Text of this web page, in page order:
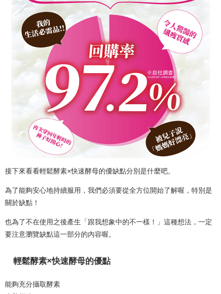
接下來看看輕鬆酵素×快速酵母的優缺點分別是什麼吧。
為了能夠安心地持續服用，我們必須要從全方位開始了解喔，特別是
關於缺點！
也為了不在使用之後產生「跟我想象中的不一樣！」這種想法，一定
要注意瀏覽缺點這一部分的內容喔。
輕鬆酵素×快速酵母的優點
能夠充分攝取酵素